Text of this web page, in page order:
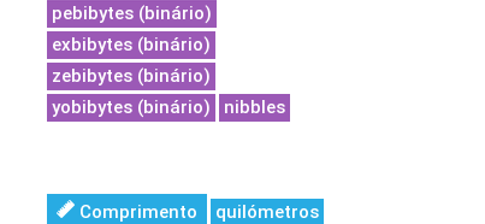
pebibytes (binário)
exbibytes (binário)
zebibytes (binário)
yobibytes (binário)
nibbles
Comprimento
quilómetros